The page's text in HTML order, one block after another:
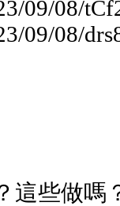
09/08/
09/08/
這些做嗎